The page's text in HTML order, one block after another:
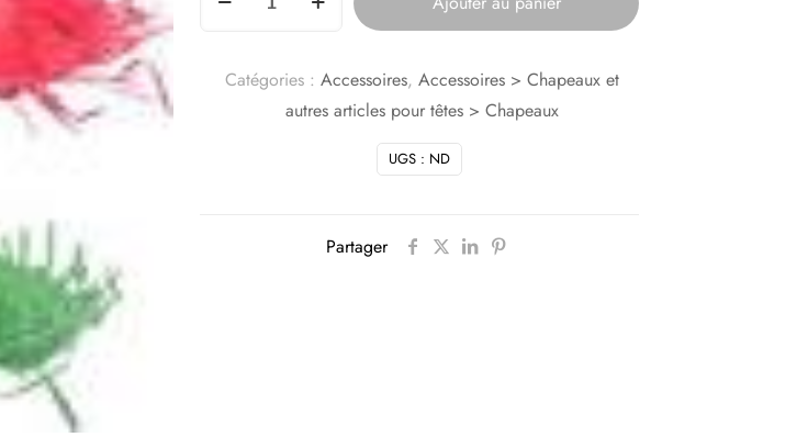
UGS : ND
Catégories : Accessoires, Accessoires > Chapeaux et
autres articles pour têtes > Chapeaux
Partager